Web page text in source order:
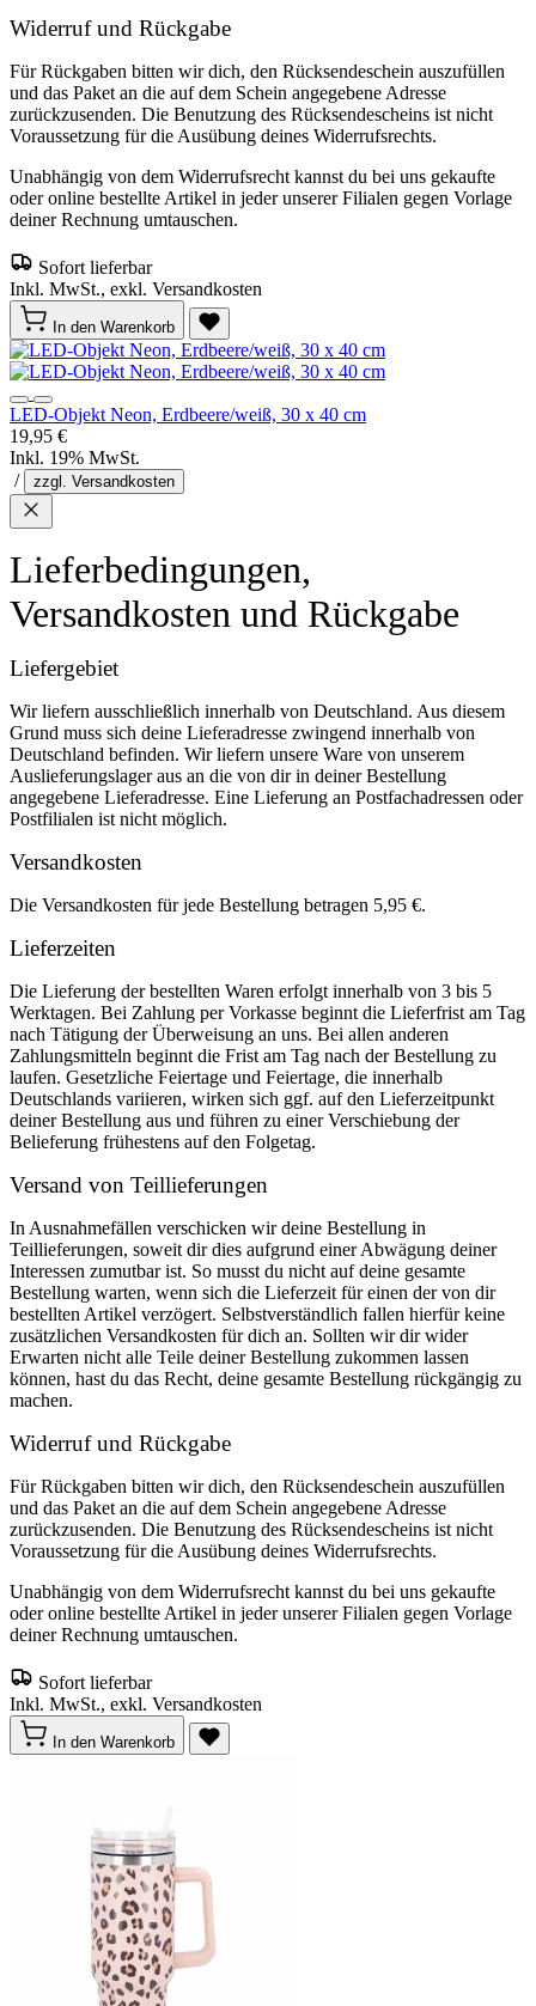
Widerruf und Rückgabe
Für Rückgaben bitten wir dich, den Rücksendeschein auszufüllen
und das Paket an die auf dem Schein angegebene Adresse
zurückzusenden. Die Benutzung des Rücksendescheins ist nicht
Voraussetzung für die Ausübung deines Widerrufsrechts.
Unabhängig von dem Widerrufsrecht kannst du bei uns gekaufte
oder online bestellte Artikel in jeder unserer Filialen gegen Vorlage
deiner Rechnung umtauschen.
Sofort lieferbar
Inkl. MwSt., exkl. Versandkosten
In den Warenkorb
LED-Objekt Neon, Erdbeere/weiß, 30 x 40 cm
19,95 €
Inkl. 19% MwSt.
/
zzgl. Versandkosten
Lieferbedingungen,
Versandkosten und Rückgabe
Liefergebiet
Wir liefern ausschließlich innerhalb von Deutschland. Aus diesem
Grund muss sich deine Lieferadresse zwingend innerhalb von
Deutschland befinden. Wir liefern unsere Ware von unserem
Auslieferungslager aus an die von dir in deiner Bestellung
angegebene Lieferadresse. Eine Lieferung an Postfachadressen oder
Postfilialen ist nicht möglich.
Versandkosten
Die Versandkosten für jede Bestellung betragen 5,95 €.
Lieferzeiten
Die Lieferung der bestellten Waren erfolgt innerhalb von 3 bis 5
Werktagen. Bei Zahlung per Vorkasse beginnt die Lieferfrist am Tag
nach Tätigung der Überweisung an uns. Bei allen anderen
Zahlungsmitteln beginnt die Frist am Tag nach der Bestellung zu
laufen. Gesetzliche Feiertage und Feiertage, die innerhalb
Deutschlands variieren, wirken sich ggf. auf den Lieferzeitpunkt
deiner Bestellung aus und führen zu einer Verschiebung der
Belieferung frühestens auf den Folgetag.
Versand von Teillieferungen
In Ausnahmefällen verschicken wir deine Bestellung in
Teillieferungen, soweit dir dies aufgrund einer Abwägung deiner
Interessen zumutbar ist. So musst du nicht auf deine gesamte
Bestellung warten, wenn sich die Lieferzeit für einen der von dir
bestellten Artikel verzögert. Selbstverständlich fallen hierfür keine
zusätzlichen Versandkosten für dich an. Sollten wir dir wider
Erwarten nicht alle Teile deiner Bestellung zukommen lassen
können, hast du das Recht, deine gesamte Bestellung rückgängig zu
machen.
Widerruf und Rückgabe
Für Rückgaben bitten wir dich, den Rücksendeschein auszufüllen
und das Paket an die auf dem Schein angegebene Adresse
zurückzusenden. Die Benutzung des Rücksendescheins ist nicht
Voraussetzung für die Ausübung deines Widerrufsrechts.
Unabhängig von dem Widerrufsrecht kannst du bei uns gekaufte
oder online bestellte Artikel in jeder unserer Filialen gegen Vorlage
deiner Rechnung umtauschen.
Sofort lieferbar
Inkl. MwSt., exkl. Versandkosten
In den Warenkorb